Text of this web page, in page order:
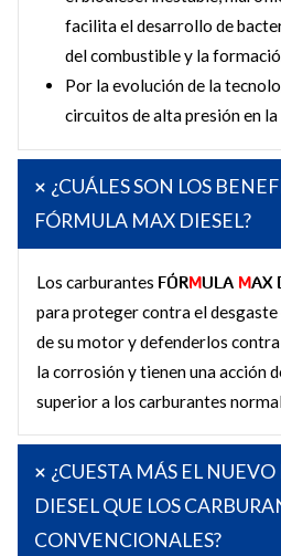
facilita el desarrollo de
del combustible y la
Por la evolución de la
circuitos de alta presión en
¿CUÁLES SON LOS
FÓRMULA MAX DIESEL?
Los carburantes FÓRMULA MAX
para proteger contra el
de su motor y defenderlos
la corrosión y tienen una acción
superior a los carburantes
¿CUESTA MÁS EL
DIESEL QUE LOS
CONVENCIONALES?